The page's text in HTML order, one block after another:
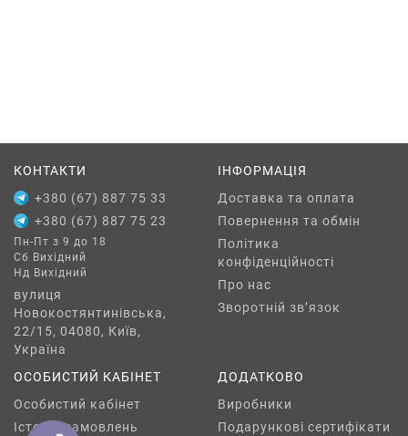
КОНТАКТИ
+380 (67) 887 75 33
+380 (67) 887 75 23
Пн-Пт з 9 до 18
Сб Вихідний
Нд Вихідний
вулиця
Новокостянтинівська,
22/15, 04080, Київ,
Україна
ІНФОРМАЦІЯ
Доставка та оплата
Повернення та обмін
Політика
конфіденційності
Про нас
Зворотній зв’язок
ОСОБИСТИЙ КАБІНЕТ
Особистий кабінет
Історія замовлень
ДОДАТКОВО
Виробники
Подарункові сертифікати